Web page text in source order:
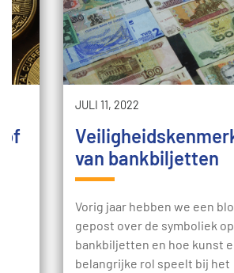
of
JULI 11, 2022
van bankbiljetten
Vorig jaar hebben we een
gepost over de symboliek op
bankbiljetten en hoe kunst
belangrijke rol speelt bij het